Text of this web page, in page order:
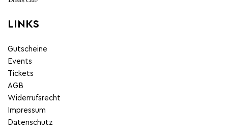
LINKS
Gutscheine
Events
Tickets
AGB
Widerrufsrecht
Impressum
Datenschutz